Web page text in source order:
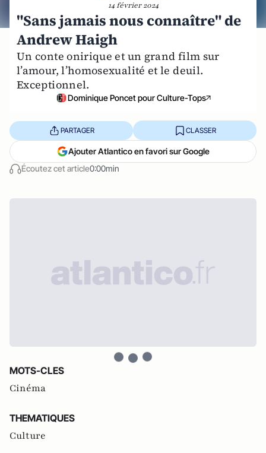
14 février 2024
"Sans jamais nous connaître" de
Andrew Haigh
Un conte onirique et un grand film sur
l’amour, l’homosexualité et le deuil.
Exceptionnel.
Dominique Poncet pour Culture-Tops
Écoutez cet article0:00min
PARTAGER CLASSER
Ajouter Atlantico en favori sur Google
MOTS-CLES
Cinéma
THEMATIQUES
Culture